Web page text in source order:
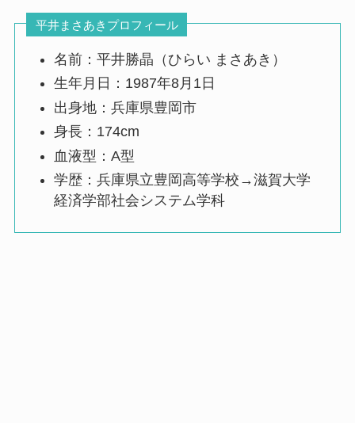
平井まさあきプロフィール
名前：平井勝晶（ひらい まさあき）
生年月日：1987年8月1日
出身地：兵庫県豊岡市
身長：174cm
血液型：A型
学歴：兵庫県立豊岡高等学校→滋賀大学
経済学部社会システム学科